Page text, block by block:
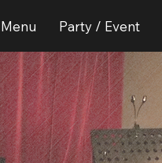
Menu Party / Event